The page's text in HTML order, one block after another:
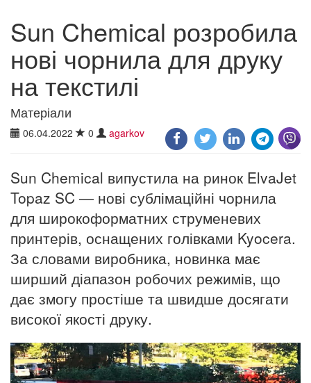
Sun Chemical розробила
нові чорнила для друку
на текстилі
Матеріали
06.04.2022 0 agarkov
Sun Chemical випустила на ринок ElvaJet
Topaz SC — нові сублімаційні чорнила
для широкоформатних струменевих
принтерів, оснащених голівками Kyocera.
За словами виробника, новинка має
ширший діапазон робочих режимів, що
дає змогу простіше та швидше досягати
високої якості друку.